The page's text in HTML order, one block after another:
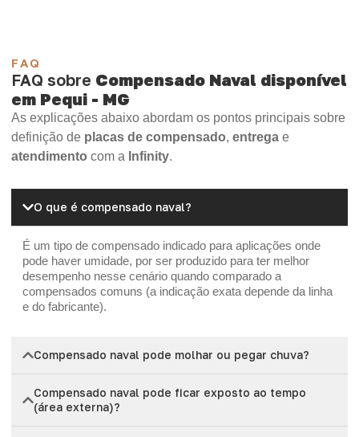
FAQ
FAQ sobre Compensado Naval disponível
em Pequi - MG
As explicações abaixo abordam os pontos principais sobre
definição de placas de compensado, entrega e
atendimento com a Infinity.
O que é compensado naval?
É um tipo de compensado indicado para aplicações onde
pode haver umidade, por ser produzido para ter melhor
desempenho nesse cenário quando comparado a
compensados comuns (a indicação exata depende da linha
e do fabricante).
Compensado naval pode molhar ou pegar chuva?
Compensado naval pode ficar exposto ao tempo
(área externa)?